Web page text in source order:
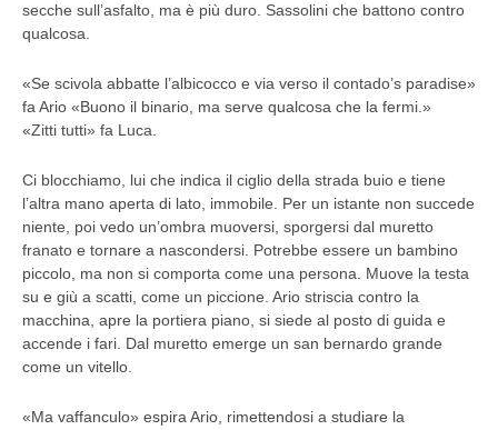
secche sull’asfalto, ma è più duro. Sassolini che battono contro
qualcosa.
«Se scivola abbatte l’albicocco e via verso il contado’s paradise»
fa Ario «Buono il binario, ma serve qualcosa che la fermi.»
«Zitti tutti» fa Luca.
Ci blocchiamo, lui che indica il ciglio della strada buio e tiene
l’altra mano aperta di lato, immobile. Per un istante non succede
niente, poi vedo un’ombra muoversi, sporgersi dal muretto
franato e tornare a nascondersi. Potrebbe essere un bambino
piccolo, ma non si comporta come una persona. Muove la testa
su e giù a scatti, come un piccione. Ario striscia contro la
macchina, apre la portiera piano, si siede al posto di guida e
accende i fari. Dal muretto emerge un san bernardo grande
come un vitello.
«Ma vaffanculo» espira Ario, rimettendosi a studiare la